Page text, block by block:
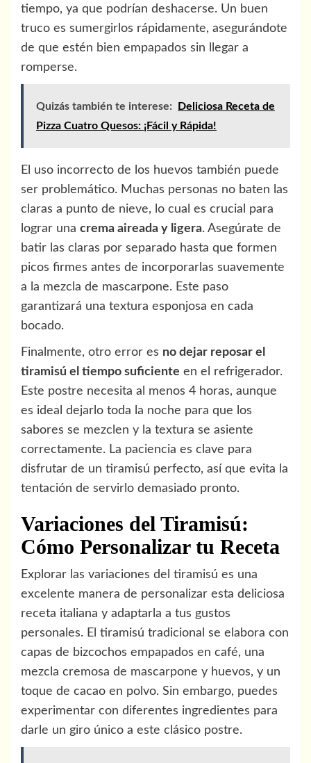
tiempo, ya que podrían deshacerse. Un buen
truco es sumergirlos rápidamente, asegurándote
de que estén bien empapados sin llegar a
romperse.
Quizás también te interese:
Deliciosa Receta de
Pizza Cuatro Quesos: ¡Fácil y Rápida!
El uso incorrecto de los huevos también puede
ser problemático. Muchas personas no baten las
claras a punto de nieve, lo cual es crucial para
lograr una crema aireada y ligera. Asegúrate de
batir las claras por separado hasta que formen
picos firmes antes de incorporarlas suavemente
a la mezcla de mascarpone. Este paso
garantizará una textura esponjosa en cada
bocado.
Finalmente, otro error es no dejar reposar el
tiramisú el tiempo suficiente en el refrigerador.
Este postre necesita al menos 4 horas, aunque
es ideal dejarlo toda la noche para que los
sabores se mezclen y la textura se asiente
correctamente. La paciencia es clave para
disfrutar de un tiramisú perfecto, así que evita la
tentación de servirlo demasiado pronto.
Variaciones del Tiramisú:
Cómo Personalizar tu Receta
Explorar las variaciones del tiramisú es una
excelente manera de personalizar esta deliciosa
receta italiana y adaptarla a tus gustos
personales. El tiramisú tradicional se elabora con
capas de bizcochos empapados en café, una
mezcla cremosa de mascarpone y huevos, y un
toque de cacao en polvo. Sin embargo, puedes
experimentar con diferentes ingredientes para
darle un giro único a este clásico postre.